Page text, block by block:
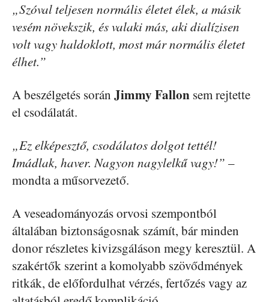
„Szóval teljesen normális életet élek, a másik
vesém növekszik, és valaki más, aki dialízisen
volt vagy haldoklott, most már normális életet
élhet.”
A beszélgetés során Jimmy Fallon sem rejtette
el csodálatát.
„Ez elképesztő, csodálatos dolgot tettél!
Imádlak, haver. Nagyon nagylelkű vagy!” –
mondta a műsorvezető.
A veseadományozás orvosi szempontból
általában biztonságosnak számít, bár minden
donor részletes kivizsgáláson megy keresztül. A
szakértők szerint a komolyabb szövődmények
ritkák, de előfordulhat vérzés, fertőzés vagy az